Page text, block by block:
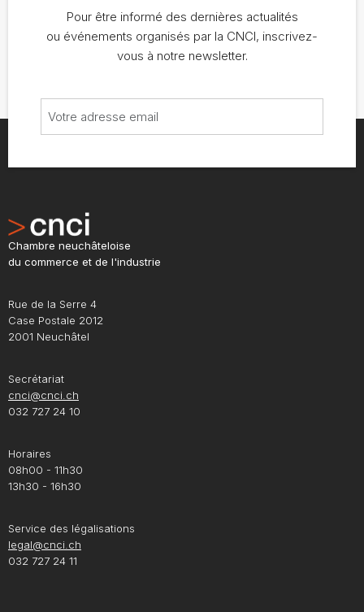
Pour être informé des dernières actualités
ou événements organisés par la CNCI, inscrivez-
vous à notre newsletter.
Chambre neuchâteloise
du commerce et de l'industrie
Rue de la Serre 4
Case Postale 2012
2001 Neuchâtel
Secrétariat
cnci@cnci.ch
032 727 24 10
Horaires
08h00 - 11h30
13h30 - 16h30
Service des légalisations
legal@cnci.ch
032 727 24 11